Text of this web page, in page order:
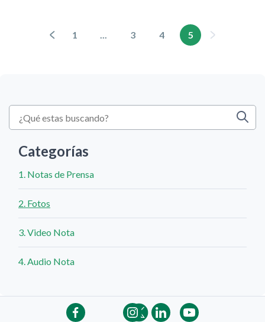
1 ... 3 4 5
Categorías
1. Notas de Prensa
2. Fotos
3. Video Nota
4. Audio Nota